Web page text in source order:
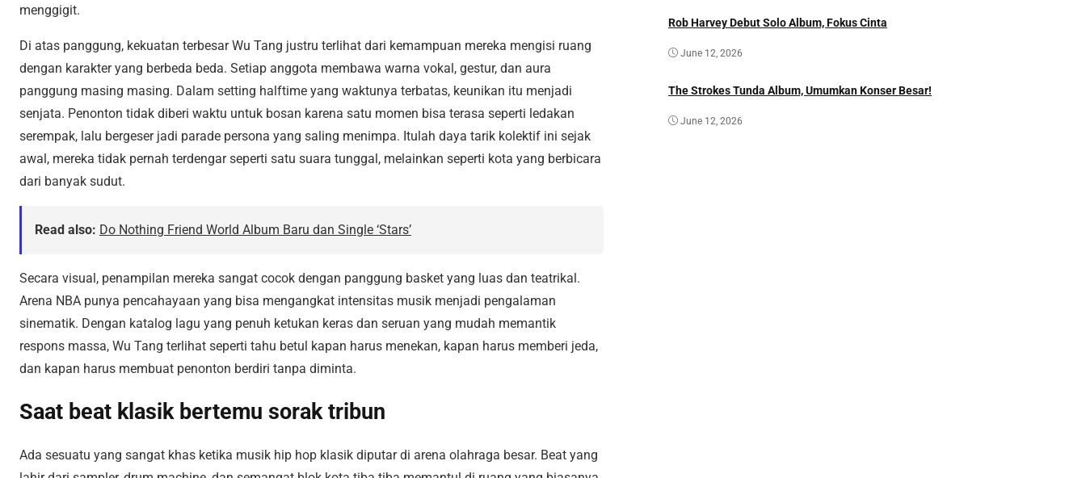
menggigit.
Di atas panggung, kekuatan terbesar Wu Tang justru terlihat dari kemampuan mereka mengisi ruang
dengan karakter yang berbeda beda. Setiap anggota membawa warna vokal, gestur, dan aura
panggung masing masing. Dalam setting halftime yang waktunya terbatas, keunikan itu menjadi
senjata. Penonton tidak diberi waktu untuk bosan karena satu momen bisa terasa seperti ledakan
serempak, lalu bergeser jadi parade persona yang saling menimpa. Itulah daya tarik kolektif ini sejak
awal, mereka tidak pernah terdengar seperti satu suara tunggal, melainkan seperti kota yang berbicara
dari banyak sudut.
Read also: Do Nothing Friend World Album Baru dan Single ‘Stars’
Secara visual, penampilan mereka sangat cocok dengan panggung basket yang luas dan teatrikal.
Arena NBA punya pencahayaan yang bisa mengangkat intensitas musik menjadi pengalaman
sinematik. Dengan katalog lagu yang penuh ketukan keras dan seruan yang mudah memantik
respons massa, Wu Tang terlihat seperti tahu betul kapan harus menekan, kapan harus memberi jeda,
dan kapan harus membuat penonton berdiri tanpa diminta.
Saat beat klasik bertemu sorak tribun
Ada sesuatu yang sangat khas ketika musik hip hop klasik diputar di arena olahraga besar. Beat yang
Rob Harvey Debut Solo Album, Fokus Cinta
June 12, 2026
The Strokes Tunda Album, Umumkan Konser Besar!
June 12, 2026